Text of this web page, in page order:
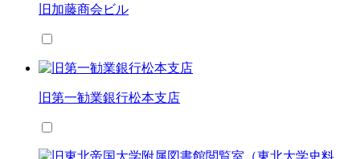
旧加藤商会ビル
旧第一勧業銀行松本支店